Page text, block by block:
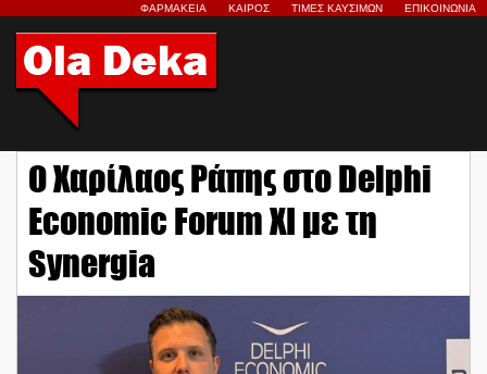
ΦΑΡΜΑΚΕΙΑ ΚΑΙΡΟΣ ΤΙΜΕΣ ΚΑΥΣΙΜΩΝ ΕΠΙΚΟΙΝΩΝΙΑ
Ο Χαρίλαος Ράπης στο Delphi
Economic Forum XI με τη
Synergia